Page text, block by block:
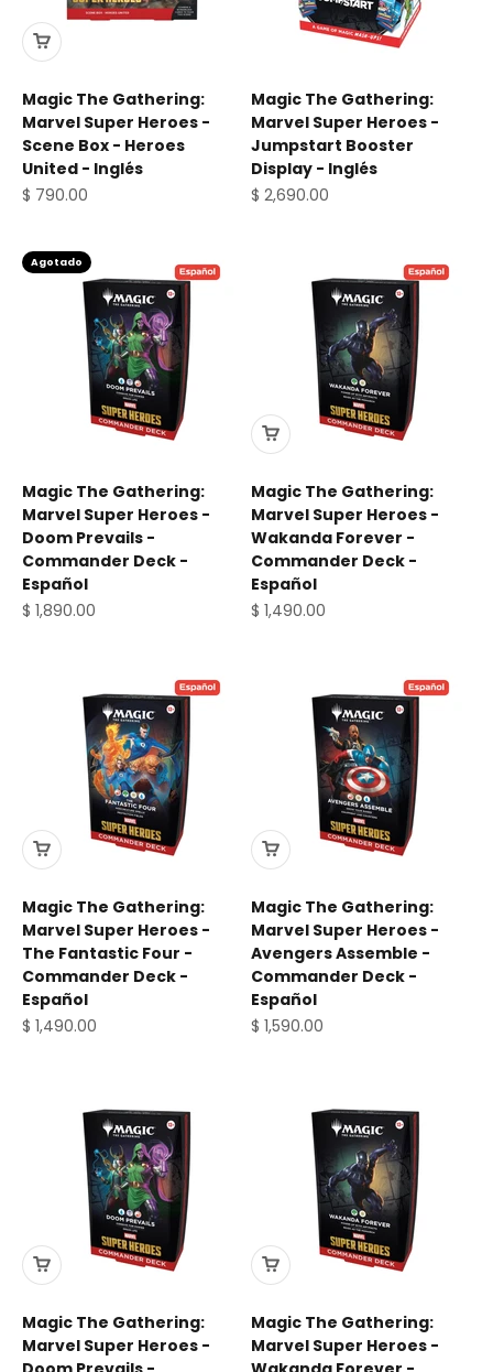
Magic The Gathering:
Marvel Super Heroes -
Scene Box - Heroes
United - Inglés
Precio de oferta
$ 790.00
Magic The Gathering:
Marvel Super Heroes -
Jumpstart Booster
Display - Inglés
Precio de oferta
$ 2,690.00
Agotado
Magic The Gathering:
Marvel Super Heroes -
Doom Prevails -
Commander Deck -
Español
Precio de oferta
$ 1,890.00
Magic The Gathering:
Marvel Super Heroes -
Wakanda Forever -
Commander Deck -
Español
Precio de oferta
$ 1,490.00
Magic The Gathering:
Marvel Super Heroes -
The Fantastic Four -
Commander Deck -
Español
Precio de oferta
$ 1,490.00
Magic The Gathering:
Marvel Super Heroes -
Avengers Assemble -
Commander Deck -
Español
Precio de oferta
$ 1,590.00
Magic The Gathering:
Marvel Super Heroes -
Magic The Gathering:
Marvel Super Heroes -